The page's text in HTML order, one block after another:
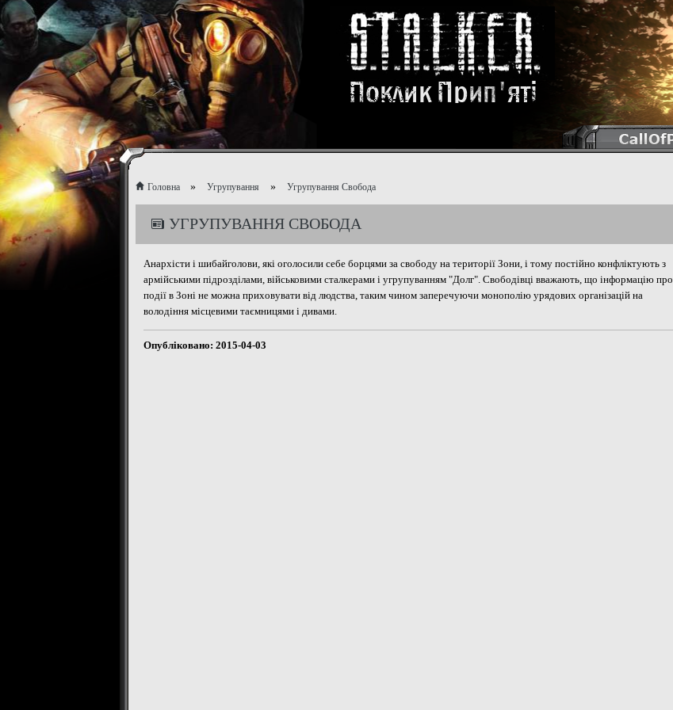
Головна » Угрупування » Угрупування Свобода
УГРУПУВАННЯ СВОБОДА
Анархісти і шибайголови, які оголосили себе борцями за свободу на території Зони, і тому постійно конфліктують з
армійськими підрозділами, військовими сталкерами і угрупуванням "Долг". Свободівці вважають, що інформацію про
події в Зоні не можна приховувати від людства, таким чином заперечуючи монополію урядових організацій на
володіння місцевими таємницями і дивами.
Опублiковано: 2015-04-03